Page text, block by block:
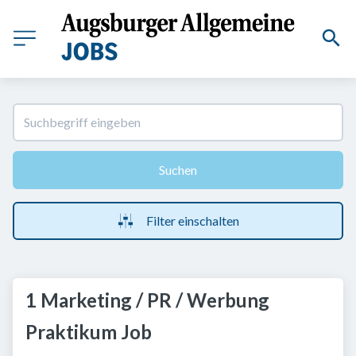
Suchen
Filter einschalten
1 Marketing / PR / Werbung
Praktikum Job